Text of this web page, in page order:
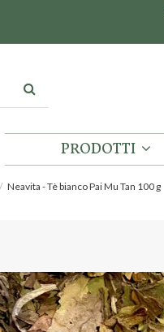
PRODOTTI
Neavita - Tè bianco Pai Mu Tan 100 g